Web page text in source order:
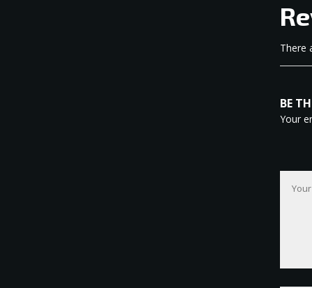
There
BE
Your